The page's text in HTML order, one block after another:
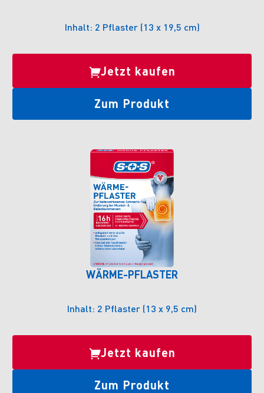
Inhalt: 2 Pflaster (13 x 19,5 cm)
Jetzt kaufen
Zum Produkt
WÄRME-PFLASTER
Inhalt: 2 Pflaster (13 x 9,5 cm)
Jetzt kaufen
Zum Produkt